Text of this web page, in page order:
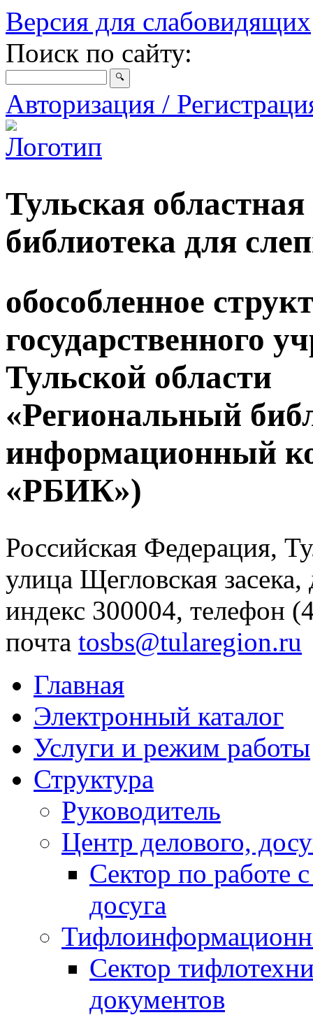
Версия для слабовидящих
Поиск по сайту:
Авторизация /
Тульская
библиотека для
обособленное
государственного
Тульской области
«Региональный
информационный
«РБИК»)
Российская Федерация,
улица Щегловская
индекс 300004, телефон
почта tosbs@tularegion.ru
Главная
Электронный каталог
Услуги и режим работы
Структура
Руководитель
Центр делового,
Сектор по работе
досуга
Сектор
документов